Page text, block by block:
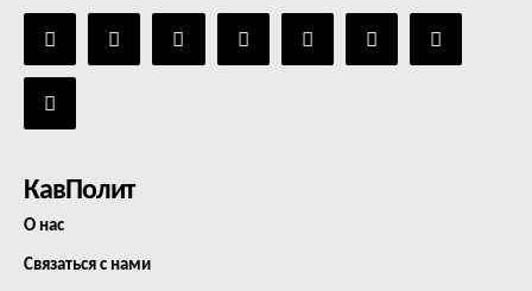
КавПолит
О нас
Связаться с нами